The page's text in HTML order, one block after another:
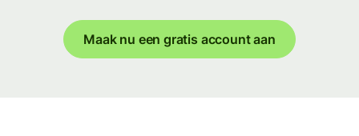
Maak nu een gratis account aan